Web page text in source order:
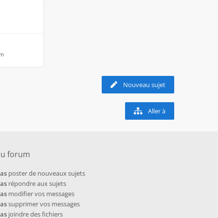
Nouveau sujet
Aller à
forum
poster de nouveaux sujets
répondre aux sujets
modifier vos messages
supprimer vos messages
joindre des fichiers